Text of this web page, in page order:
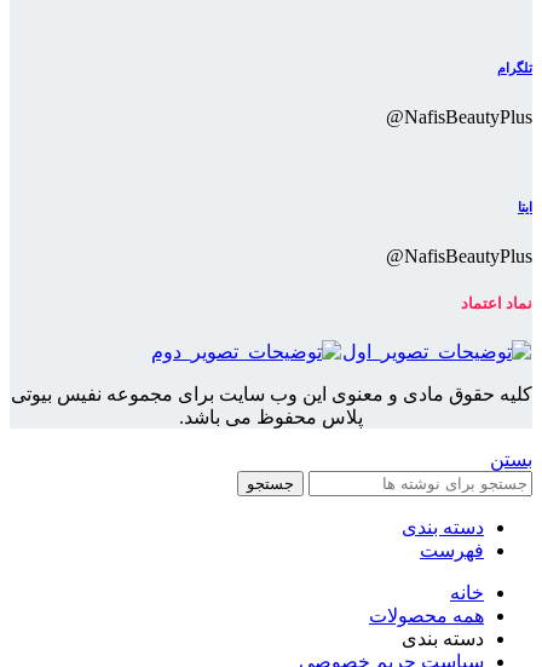
تلگرام
NafisBeautyPlus@
ایتا
NafisBeautyPlus@
نماد اعتماد
کلیه حقوق مادی و معنوی این وب سایت برای مجموعه نفیس بیوتی
پلاس محفوظ می باشد.
بستن
جستجو
دسته بندی
فهرست
خانه
همه محصولات
دسته بندی
سیاست حریم خصوصی